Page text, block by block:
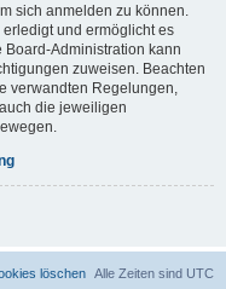
sich anmelden zu können.
und ermöglicht es
Board-Administration kann
zuweisen. Beachten
verwandten Regelungen,
die jeweiligen
Alle Zeiten sind UTC
löschen